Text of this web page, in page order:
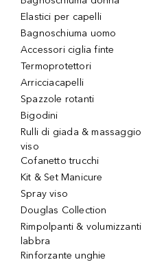
Elastici per capelli
Bagnoschiuma uomo
Accessori ciglia finte
Termoprotettori
Arricciacapelli
Spazzole rotanti
Bigodini
Rulli di giada & massaggio
viso
Cofanetto trucchi
Kit & Set Manicure
Spray viso
Douglas Collection
Rimpolpanti & volumizzanti
labbra
Rinforzante unghie